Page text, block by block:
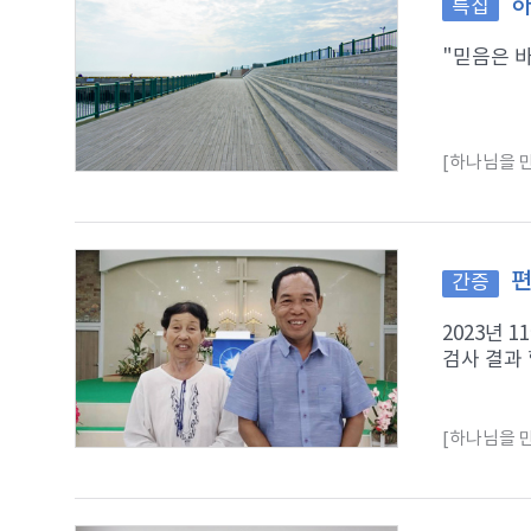
특집
"믿음은
[하나님을
간증
2023년
검사 결과
[하나님을